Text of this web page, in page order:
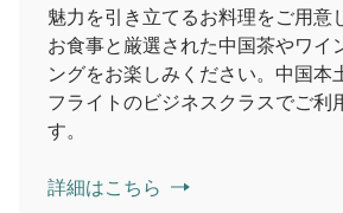
魅力を引き立てるお料理をご用意
お食事と厳選された中国茶やワイ
ングをお楽しみください。中国本
フライトのビジネスクラスでご利
す。
詳細はこちら